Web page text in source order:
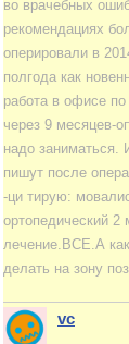
во врачебных
рекомендациях
оперировали в
полгода как
работа в офисе
через 9 месяцев-
надо заниматься.
пишут после
-ци тирую:
ортопедический 2
лечение.ВСЕ.А
делать на зону
vc